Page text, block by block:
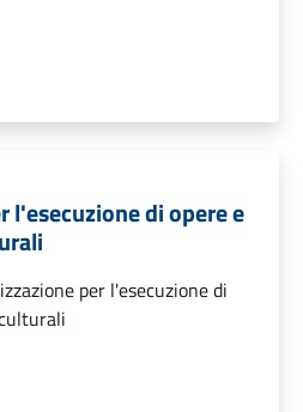
l'esecuzione di opere e
per l'esecuzione di